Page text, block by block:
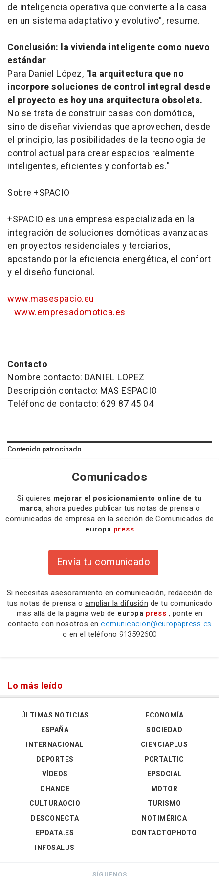
de inteligencia operativa que convierte a la casa
en un sistema adaptativo y evolutivo", resume.
Conclusión: la vivienda inteligente como nuevo
estándar
Para Daniel López, "la arquitectura que no
incorpore soluciones de control integral desde
el proyecto es hoy una arquitectura obsoleta.
No se trata de construir casas con domótica,
sino de diseñar viviendas que aprovechen, desde
el principio, las posibilidades de la tecnología de
control actual para crear espacios realmente
inteligentes, eficientes y confortables."
Sobre +SPACIO
+SPACIO es una empresa especializada en la
integración de soluciones domóticas avanzadas
en proyectos residenciales y terciarios,
apostando por la eficiencia energética, el confort
y el diseño funcional.
www.masespacio.eu
www.empresadomotica.es
Contacto
Nombre contacto: DANIEL LOPEZ
Descripción contacto: MAS ESPACIO
Teléfono de contacto: 629 87 45 04
Contenido patrocinado
Comunicados
Si quieres mejorar el posicionamiento online de tu
marca, ahora puedes publicar tus notas de prensa o
comunicados de empresa en la sección de Comunicados de
europa press
Envía tu comunicado
Si necesitas asesoramiento en comunicación, redacción de
tus notas de prensa o ampliar la difusión de tu comunicado
más allá de la página web de europa press , ponte en
contacto con nosotros en comunicacion@europapress.es
o en el teléfono 913592600
Lo más leído
ÚLTIMAS NOTICIAS
ESPAÑA
INTERNACIONAL
DEPORTES
VÍDEOS
ECONOMÍA
SOCIEDAD
CIENCIAPLUS
PORTALTIC
EPSOCIAL
CHANCE
CULTURAOCIO
DESCONECTA
EPDATA.ES
INFOSALUS
MOTOR
TURISMO
NOTIMÉRICA
CONTACTOPHOTO